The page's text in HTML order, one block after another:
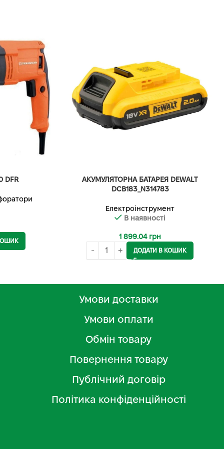
DFR
АКУМУЛЯТОРНА БАТАРЕЯ DEWALT
DCB183_N314783
Електроінструмент
В наявності
1 899.04 грн
ДОДАТИ В КОШИК
Умови доставки
Умови оплати
Обмін товару
Повернення товару
Публічний договір
Політика конфіденційності